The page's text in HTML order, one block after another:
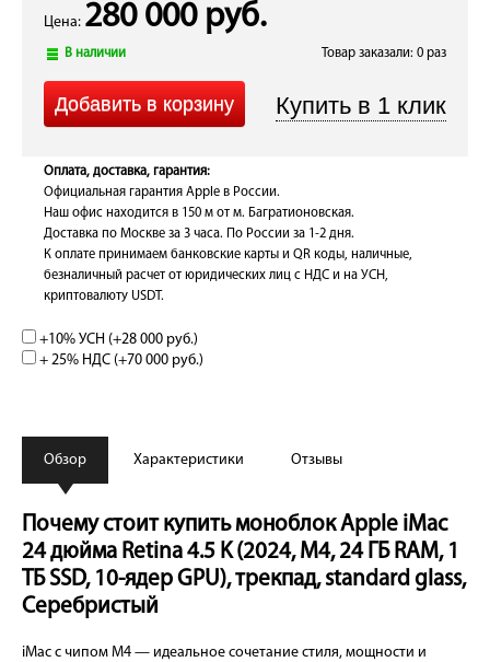
Цена: 280 000 руб.
В наличии Товар заказали: 0 раз
Оплата, доставка, гарантия:
Официальная гарантия Apple в России.
Наш офис находится в 150 м от м. Багратионовская.
Доставка по Москве за 3 часа. По России за 1-2 дня.
К оплате принимаем банковские карты и QR коды, наличные,
безналичный расчет от юридических лиц с НДС и на УСН,
криптовалюту USDT.
+10% УСН (+28 000 руб.)
+ 25% НДС (+70 000 руб.)
Обзор Характеристики Отзывы
Почему стоит купить моноблок Apple iMac
24 дюйма Retina 4.5 K (2024, M4, 24 ГБ RAM, 1
ТБ SSD, 10-ядер GPU), трекпад, standard glass,
Серебристый
iMac с чипом M4 — идеальное сочетание стиля, мощности и